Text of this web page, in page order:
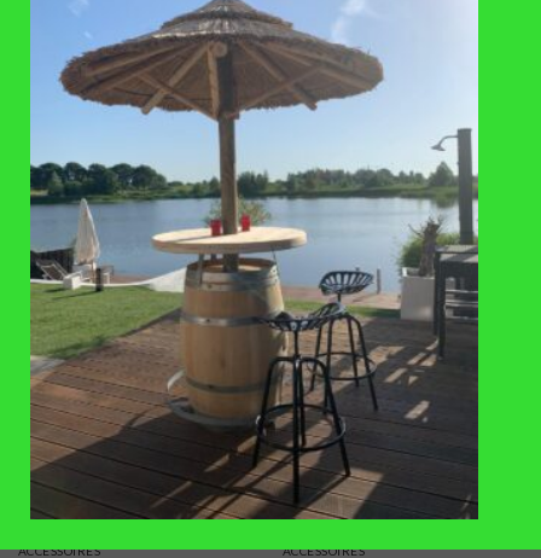
VERLANGLIJST
REGENTONNEN
Regentonvulautomaat diameter
50 – 60 mm zwart
REGENTONNEN
Regentonvulautomaat diameter
50 – 60 mm wit
€18,50
TOEVOEGEN
AAN
VERLANGLIJST
ACCESSOIRES
TOEVOEGEN
ACCESSOIRES